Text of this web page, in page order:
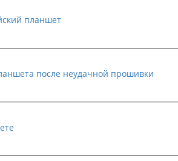
планшет
после неудачной прошивки